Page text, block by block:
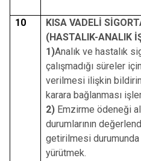
10
KISA VADELİ
(HASTALIK-ANALIK
1)Analık ve hastalık
çalışmadığı süreler
verilmesi ilişkin
karara bağlanması
2)Emzirme ödeneği
durumlarının
getirilmesi
yürütmek.